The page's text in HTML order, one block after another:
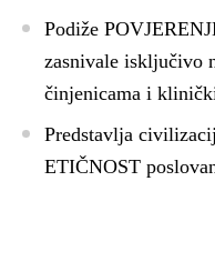
Podiže
zasnivale isključivo
činjenicama i
Predstavlja
ETIČNOST